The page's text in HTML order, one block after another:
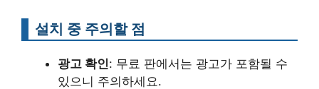
설치 중 주의할 점
광고 확인: 무료 판에서는 광고가 포함될 수
있으니 주의하세요.